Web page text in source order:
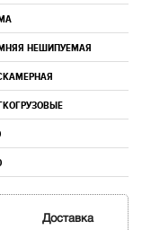
НЕШИПУЕМАЯ
Доставка